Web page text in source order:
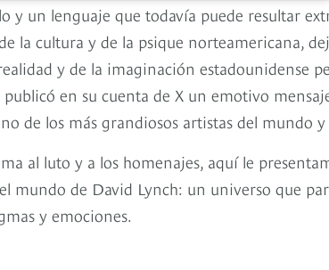
y un lenguaje que todavía puede resultar
la cultura y de la psique norteamericana,
y de la imaginación estadounidense
en su cuenta de X un emotivo
de los más grandiosos artistas del mundo
al luto y a los homenajes, aquí le
mundo de David Lynch: un universo que
y emociones.